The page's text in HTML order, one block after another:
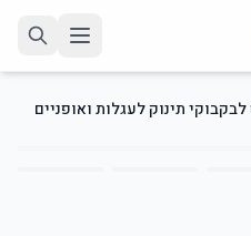
תינוק לעגלות ואופניים 5